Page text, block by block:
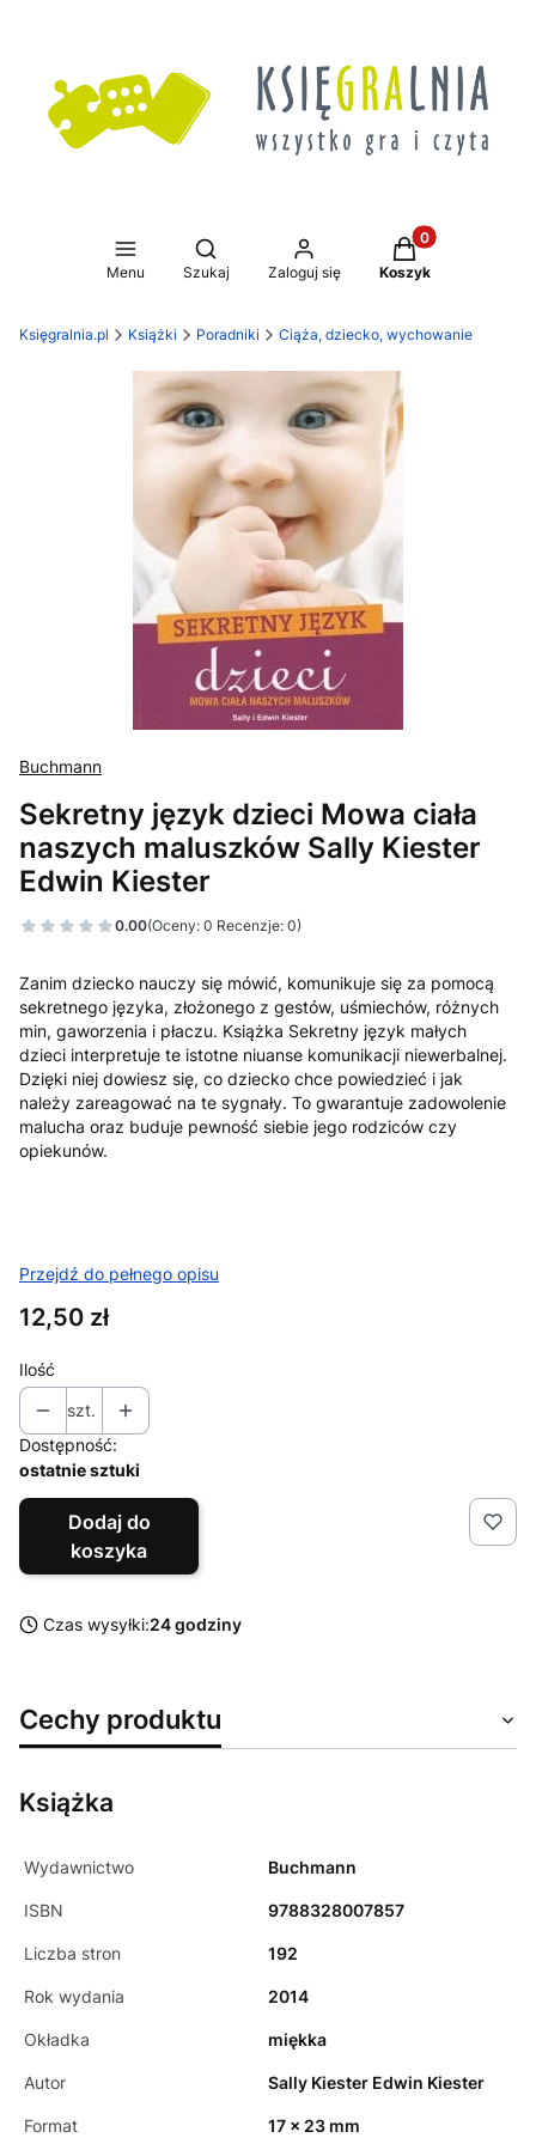
Menu
Otwórz wyszukiwarkę
Szukaj Zaloguj się
Produkty w
Koszyk
Księgralnia.pl Książki Poradniki Ciąża, dziecko, wychowanie
Buchmann
Sekretny język dzieci Mowa ciała
naszych maluszków Sally Kiester
Edwin Kiester
0.00(Oceny: 0 Recenzje: 0)
Zanim dziecko nauczy się mówić, komunikuje się za pomocą
sekretnego języka, złożonego z gestów, uśmiechów, różnych
min, gaworzenia i płaczu. Książka Sekretny język małych
dzieci interpretuje te istotne niuanse komunikacji niewerbalnej.
Dzięki niej dowiesz się, co dziecko chce powiedzieć i jak
należy zareagować na te sygnały. To gwarantuje zadowolenie
malucha oraz buduje pewność siebie jego rodziców czy
opiekunów.
Przejdź do pełnego opisu
Cena
12,50 zł
Ilość
szt.
Dostępność:
ostatnie sztuki
Dodaj do
koszyka
Czas wysyłki:24 godziny
Cechy produktu
Książka
Wydawnictwo Buchmann
ISBN 9788328007857
Liczba stron 192
Rok wydania 2014
Okładka miękka
Autor Sally Kiester Edwin Kiester
Format 17 x 23 mm